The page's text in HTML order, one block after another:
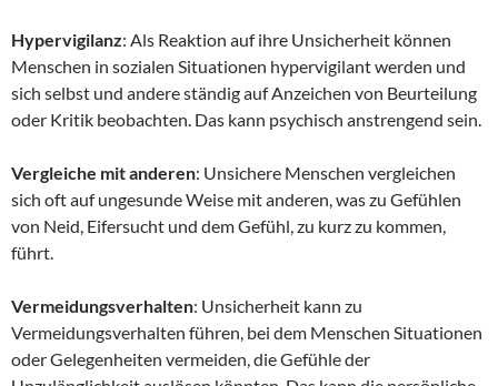
Hypervigilanz: Als Reaktion auf ihre Unsicherheit können
Menschen in sozialen Situationen hypervigilant werden und
sich selbst und andere ständig auf Anzeichen von Beurteilung
oder Kritik beobachten. Das kann psychisch anstrengend sein.
Vergleiche mit anderen: Unsichere Menschen vergleichen
sich oft auf ungesunde Weise mit anderen, was zu Gefühlen
von Neid, Eifersucht und dem Gefühl, zu kurz zu kommen,
führt.
Vermeidungsverhalten: Unsicherheit kann zu
Vermeidungsverhalten führen, bei dem Menschen Situationen
oder Gelegenheiten vermeiden, die Gefühle der